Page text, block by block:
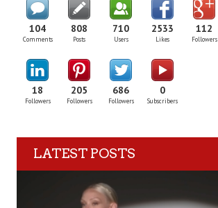
104
Comments
808
Posts
710
Users
2533
Likes
112
Followers
18
Followers
205
Followers
686
Followers
0
Subscribers
LATEST POSTS